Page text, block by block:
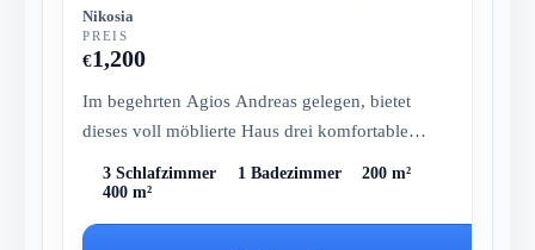
Nikosia
PREIS
€1,200
Im begehrten Agios Andreas gelegen, bietet
dieses voll möblierte Haus drei komfortable
3 Schlafzimmer 1 Badezimmer
200 m²
400 m²